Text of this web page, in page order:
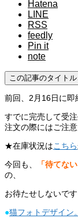
Hatena
LINE
RSS
feedly
Pin it
note
この記事のタイト
前回、2月16日に即
すでに完売して受
注文の際にはご注
★在庫状況はこちら
今回も、
「待てな
の、
お待たせしないで
●猫フォトデザイン